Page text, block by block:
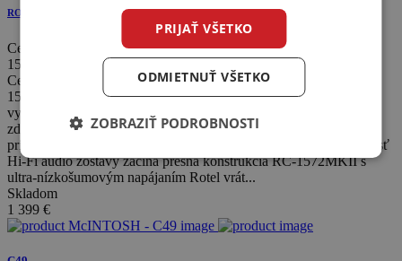
ROTEL
Cenovo dostupný high-end začína predzosilňovačom Rotel RC-
1572MKII, ktorý obsahuje viaceré akustické vylepšenia a ...
Cenovo dostupný high-end začína predzosilňovačom Rotel RC-
1572MKII, ktorý obsahuje viaceré akustické vylepšenia a
vylepšenia spracovávajúce vaše obľúbené analógové a digitálne
zdroje na ešte vyššiu úroveň výkonu s ohromujúcou čistotou s
prirodzenou, obklopujúcou zvukovou scénou. Ako základná súčasť
Hi-Fi audio zostavy začína presná konštrukcia RC-1572MKII s
ultra-nízkošumovým napájaním Rotel vrát...
Skladom
1 399 €
PRIJAŤ VŠETKO
ODMIETNUŤ VŠETKO
ZOBRAZIŤ PODROBNOSTI